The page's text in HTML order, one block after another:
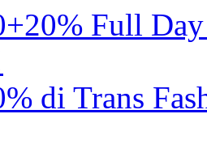
Full
di Trans